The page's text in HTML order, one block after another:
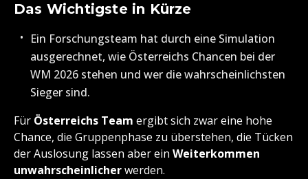
Das Wichtigste in Kürze
Ein Forschungsteam hat durch eine Simulation
ausgerechnet, wie Österreichs Chancen bei der
WM 2026 stehen und wer die wahrscheinlichsten
Sieger sind.
Für Österreichs Team ergibt sich zwar eine hohe
Chance, die Gruppenphase zu überstehen, die Tücken
der Auslosung lassen aber ein Weiterkommen
unwahrscheinlicherwerden.